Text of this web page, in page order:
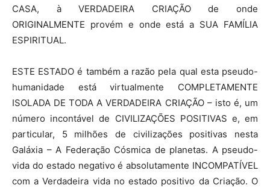
CASA, à VERDADEIRA CRIAÇÃO de onde
ORIGINALMENTE provém e onde está a SUA FAMÍLIA
ESPIRITUAL.
ESTE ESTADO é também a razão pela qual esta pseudo-
humanidade está virtualmente COMPLETAMENTE
ISOLADA DE TODA A VERDADEIRA CRIAÇÃO – isto é, um
número incontável de CIVILIZAÇÕES POSITIVAS e, em
particular, 5 milhões de civilizações positivas nesta
Galáxia – A Federação Cósmica de planetas. A pseudo-
vida do estado negativo é absolutamente INCOMPATÍVEL
com a Verdadeira vida no estado positivo da Criação. O